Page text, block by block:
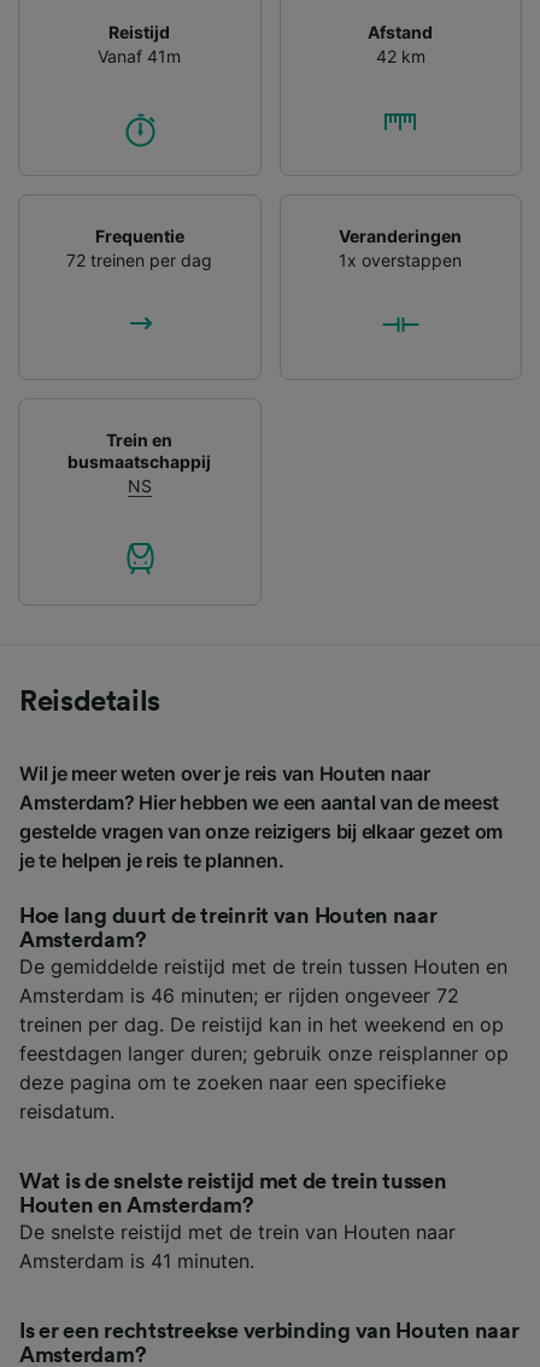
Reistijd
Vanaf 41m
Afstand
42 km
Frequentie
72 treinen per dag
Veranderingen
1x overstappen
Trein en
busmaatschappij
NS
Reisdetails
Wil je meer weten over je reis van Houten naar
Amsterdam? Hier hebben we een aantal van de meest
gestelde vragen van onze reizigers bij elkaar gezet om
je te helpen je reis te plannen.
Hoe lang duurt de treinrit van Houten naar
Amsterdam?
De gemiddelde reistijd met de trein tussen Houten en
Amsterdam is 46 minuten; er rijden ongeveer 72
treinen per dag. De reistijd kan in het weekend en op
feestdagen langer duren; gebruik onze reisplanner op
deze pagina om te zoeken naar een specifieke
reisdatum.
Wat is de snelste reistijd met de trein tussen
Houten en Amsterdam?
De snelste reistijd met de trein van Houten naar
Amsterdam is 41 minuten.
Is er een rechtstreekse verbinding van Houten naar
Amsterdam?